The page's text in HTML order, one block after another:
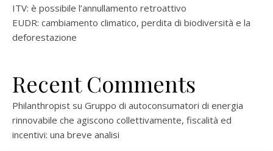
ITV: è possibile l’annullamento retroattivo
EUDR: cambiamento climatico, perdita di biodiversità e la
deforestazione
Recent Comments
Philanthropist su Gruppo di autoconsumatori di energia
rinnovabile che agiscono collettivamente, fiscalità ed
incentivi: una breve analisi